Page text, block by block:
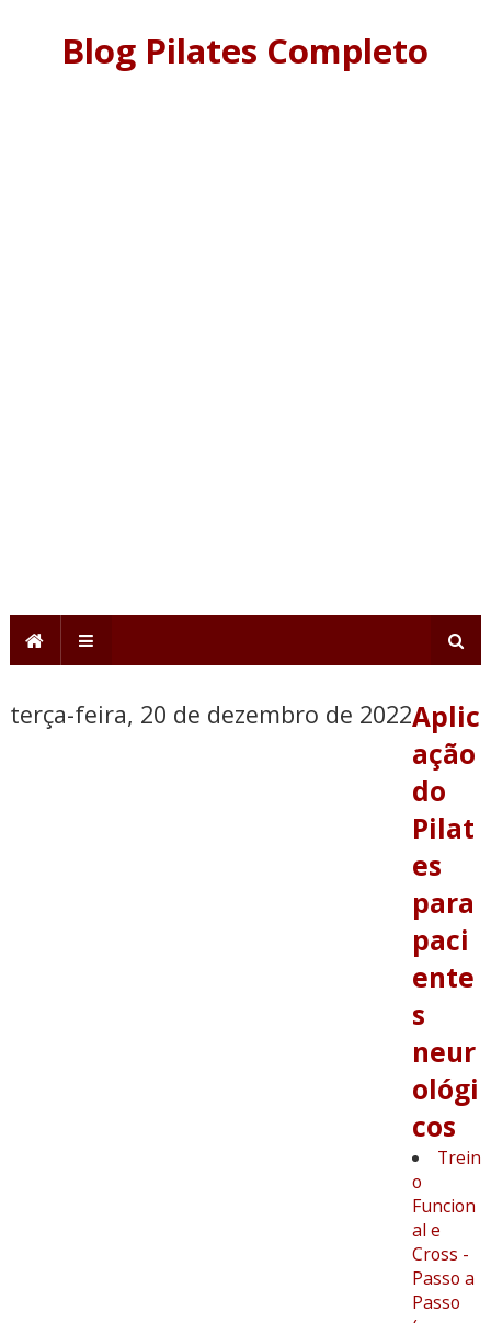
Blog Pilates Completo
terça-feira, 20 de dezembro de 2022Aplic
ação
do
Pilat
es
para
paci
ente
s
neur
ológi
cos
Trein
o
Funcion
al e
Cross -
Passo a
Passo